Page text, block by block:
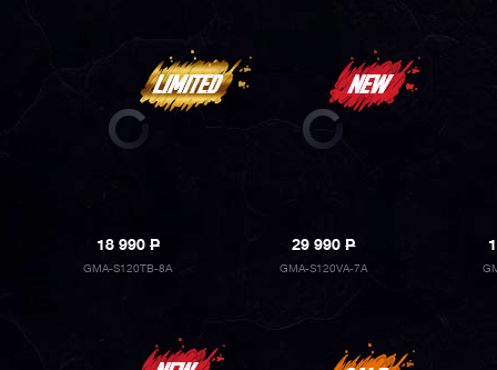
18 990P
GMA-S120TB-8A
29 990P
GMA-S120VA-7A